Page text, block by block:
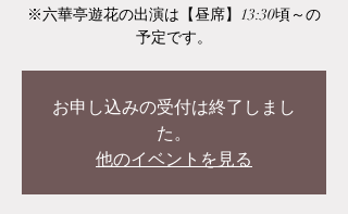
※六華亭遊花の出演は【昼席】13:30頃～の
予定です。
お申し込みの受付は終了しまし
た。
他のイベントを見る